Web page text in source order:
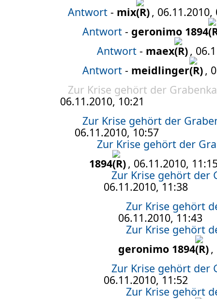
Antwort - mix
, 06.11.2010,
Antwort - geronimo 1894
Antwort - maex
,
Antwort - meidlinger
,
Zur Krise gehört der
06.11.2010, 10:21
Zur Krise gehört der
06.11.2010, 10:57
Zur Krise gehört der
1894
, 06.11.2010,
Zur Krise gehört der
06.11.2010, 11:38
Zur Krise gehört
06.11.2010, 11:43
Zur Krise gehört
geronimo 1894
,
Zur Krise gehört der
06.11.2010, 11:52
Zur Krise gehört